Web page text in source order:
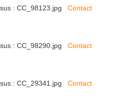
: CC_98123.jpg Contact
: CC_98290.jpg Contact
: CC_29341.jpg Contact